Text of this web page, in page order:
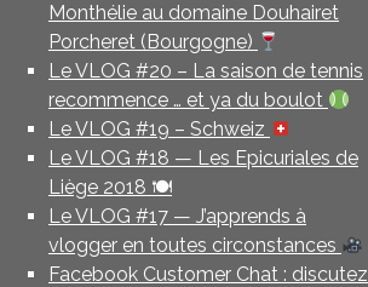
Monthélie au domaine Douhairet
Porcheret (Bourgogne)
Le VLOG #20 – La saison de tennis
recommence … et ya du boulot
Le VLOG #19 – Schweiz
Le VLOG #18 — Les Epicuriales de
Liège 2018 🍽
Le VLOG #17 — J’apprends à
vlogger en toutes circonstances
Facebook Customer Chat : discutez